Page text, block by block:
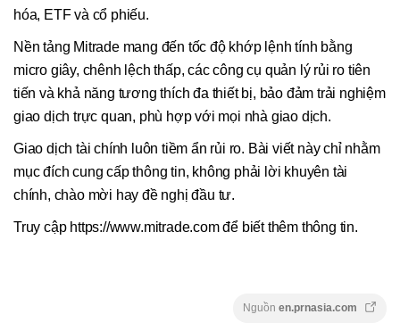
hóa, ETF và cổ phiếu.
Nền tảng Mitrade mang đến tốc độ khớp lệnh tính bằng
micro giây, chênh lệch thấp, các công cụ quản lý rủi ro tiên
tiến và khả năng tương thích đa thiết bị, bảo đảm trải nghiệm
giao dịch trực quan, phù hợp với mọi nhà giao dịch.
Giao dịch tài chính luôn tiềm ẩn rủi ro. Bài viết này chỉ nhằm
mục đích cung cấp thông tin, không phải lời khuyên tài
chính, chào mời hay đề nghị đầu tư.
Truy cập https://www.mitrade.com để biết thêm thông tin.
Nguồn en.prnasia.com